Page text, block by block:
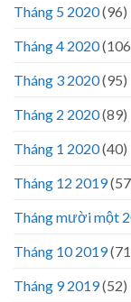
Tháng 5 2020(96)
Tháng 4 2020
Tháng 3 2020(95)
Tháng 2 2020(89)
Tháng 1 2020(40)
Tháng 12 2019
Tháng mười một
Tháng 10 2019
Tháng 9 2019(52)